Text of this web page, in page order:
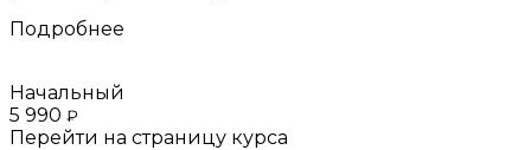
Подробнее
Начальный
5 990 ₽
Перейти на страницу курса